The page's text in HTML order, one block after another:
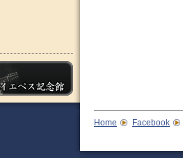
Home Facebook